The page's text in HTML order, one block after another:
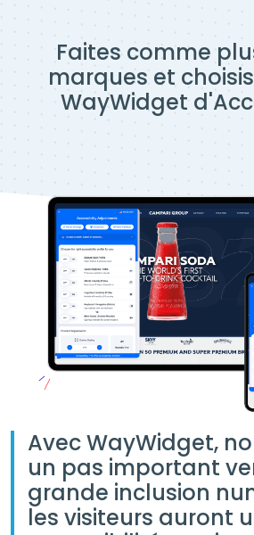
Faites comme
marques et
WayWidget
Avec WayWidget,
un pas important
grande inclusion
les visiteurs auront